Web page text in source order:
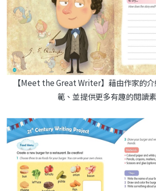
【Meet the Great Writer】藉由作家的
範、並提供更多有趣的閱讀